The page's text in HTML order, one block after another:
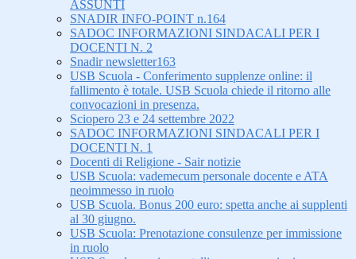
ASSUNTI
SNADIR INFO-POINT n.164
SADOC INFORMAZIONI SINDACALI PER I
DOCENTI N. 2
Snadir newsletter163
USB Scuola - Conferimento supplenze online: il
fallimento è totale. USB Scuola chiede il ritorno alle
convocazioni in presenza.
Sciopero 23 e 24 settembre 2022
SADOC INFORMAZIONI SINDACALI PER I
DOCENTI N. 1
Docenti di Religione - Sair notizie
USB Scuola: vademecum personale docente e ATA
neoimmesso in ruolo
USB Scuola. Bonus 200 euro: spetta anche ai supplenti
al 30 giugno.
USB Scuola: Prenotazione consulenze per immissione
in ruolo